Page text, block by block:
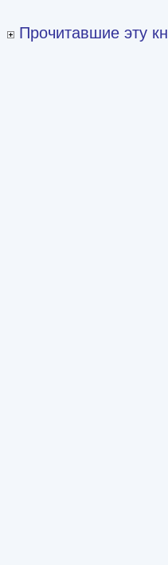
Прочитавшие эту